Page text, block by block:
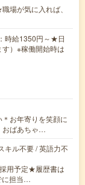
が気に入れば、
時給1350円～★日
）※稼働開始時は
お年寄りを笑顔に
おばあちゃ…
キル不要 / 英語力不
用予定★履歴書は
に担当…